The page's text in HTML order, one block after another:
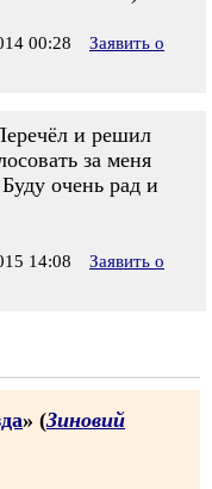
00:28
Заявить о
и решил
за меня
очень рад и
14:08
Заявить о
» (Зиновий